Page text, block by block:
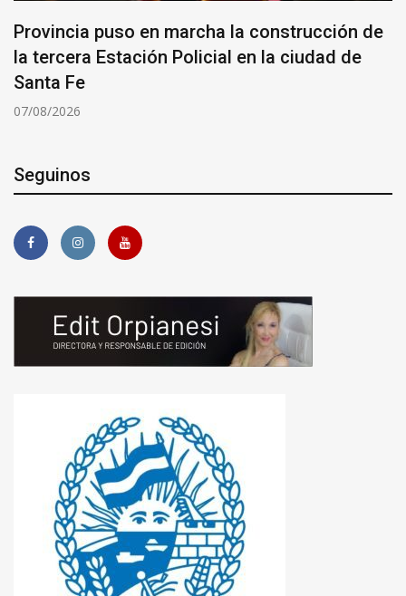
Provincia puso en marcha la construcción de
la tercera Estación Policial en la ciudad de
Santa Fe
07/08/2026
Seguinos